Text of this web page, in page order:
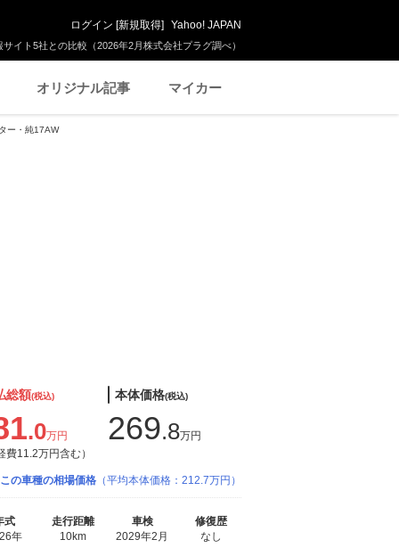
イト5社との比較（2026年2月株式会社プラグ調べ）
ログイン [新規取得] Yahoo! JAPAN
オリジナル記事 マイカー
ー・純17AW
総額(税込)
.0万円
費11.2万円含む）
本体価格(税込)
269.8万円
この車種の相場価格 （平均本体価格：212.7万円）
式
年
走行距離
10km
車検
2029年2月
修復歴
なし